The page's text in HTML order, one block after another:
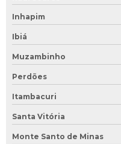
Inhapim
Ibiá
Muzambinho
Perdões
Itambacuri
Santa Vitória
Monte Santo de Minas